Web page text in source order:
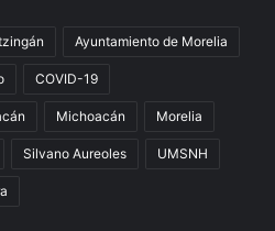
Ayuntamiento de Morelia
COVID-19
Michoacán Morelia
Silvano Aureoles UMSNH